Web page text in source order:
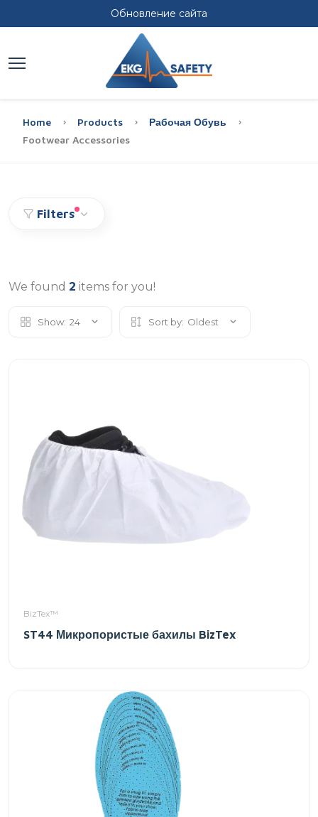
Обновление сайта
Home Products
Рабочая Обувь
Footwear Accessories
Filters
We found 2 items for you!
Show: 24 Sort by: Oldest
BizTex™
ST44 Микропористые бахилы BizTex